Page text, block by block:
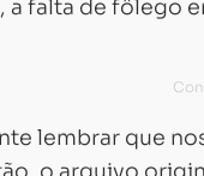
a falta de fôlego
lembrar que